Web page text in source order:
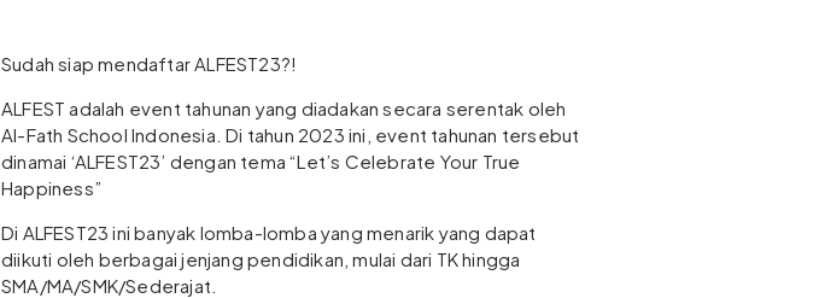
Sudah siap mendaftar ALFEST23?!
ALFEST adalah event tahunan yang diadakan secara serentak oleh
Al-Fath School Indonesia. Di tahun 2023 ini, event tahunan tersebut
dinamai ‘ALFEST23’ dengan tema “Let’s Celebrate Your True
Happiness”
Di ALFEST23 ini banyak lomba-lomba yang menarik yang dapat
diikuti oleh berbagai jenjang pendidikan, mulai dari TK hingga
SMA/MA/SMK/Sederajat.